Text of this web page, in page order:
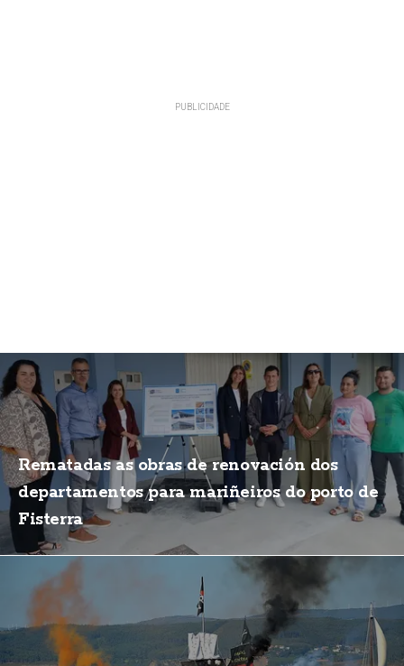
Rematadas as obras de renovación dos
departamentos para mariñeiros do porto de
Fisterra